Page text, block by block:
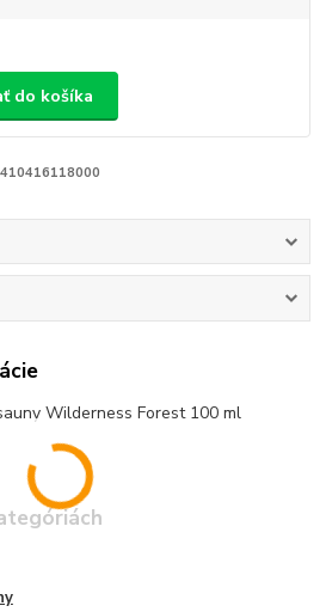
do košíka
Wilderness Forest 100 ml